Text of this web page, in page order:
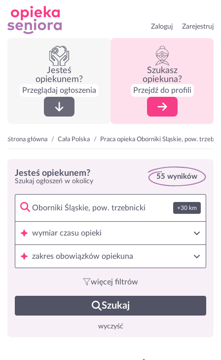
Zaloguj Zarejestruj
Jesteś
opiekunem?
Przeglądaj ogłoszenia
Szukasz
opiekuna?
Przejdź do profili
Strona główna Cała Polska Praca opieka Oborniki Śląskie, pow.
Jesteś opiekunem?
Szukaj ogłoszeń w okolicy
55 wyników
+30 km
wymiar czasu opieki
zakres obowiązków opiekuna
więcej filtrów
Szukaj
wyczyść